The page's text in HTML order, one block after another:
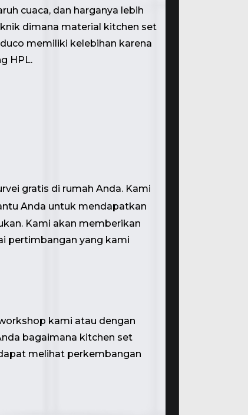
cuaca, dan harganya lebih
dimana material kitchen set
memiliki kelebihan karena
HPL.
gratis di rumah Anda. Kami
Anda untuk mendapatkan
Kami akan memberikan
pertimbangan yang kami
kami atau dengan
bagaimana kitchen set
melihat perkembangan